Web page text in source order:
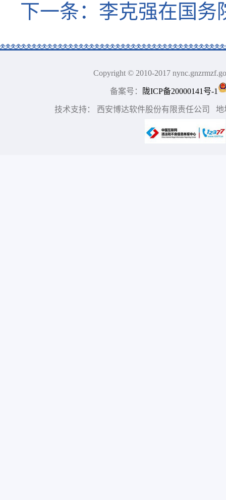
下一条： 李克强在国务
Copyright © 2010-2017
备案号： 陇ICP备20000141号-1
技术支持： 西安博达软件股份有限责任公司 地